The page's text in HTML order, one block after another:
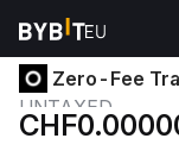
Kryptopriser Zero-
Zero-Fee
UNTAXED